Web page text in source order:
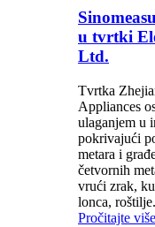
u tvrtki
Ltd.
Tvrtka
Appliances
ulaganjem u
pokrivajući
metara i
četvornih
vrući zrak,
lonca,
Pročitajte više